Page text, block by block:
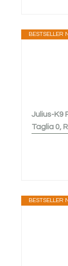
BESTSELLER
Julius-K9
Taglia 0,
BESTSELLER